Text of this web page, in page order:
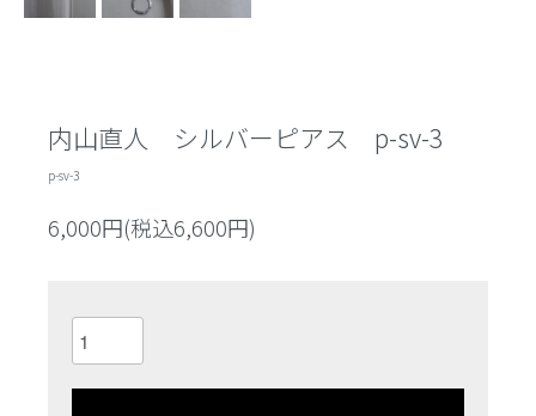
内山直人 シルバーピアス p-sv-3
p-sv-3
6,000円(税込6,600円)